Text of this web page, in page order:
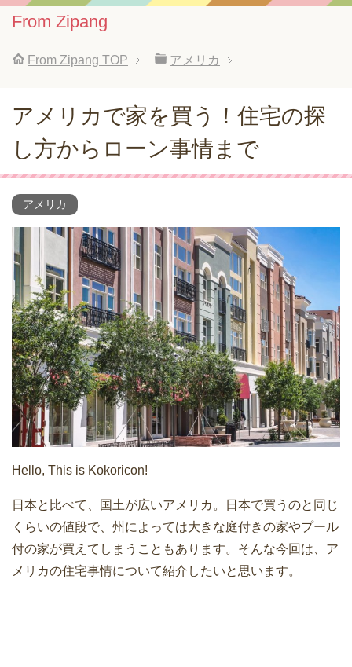
From Zipang
From Zipang TOP アメリカ
アメリカで家を買う！住宅の探
し方からローン事情まで
アメリカ
Hello, This is Kokoricon!
日本と比べて、国土が広いアメリカ。日本で買うのと同じ
くらいの値段で、州によっては大きな庭付きの家やプール
付の家が買えてしまうこともあります。そんな今回は、ア
メリカの住宅事情について紹介したいと思います。